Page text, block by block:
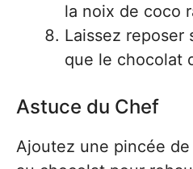
la noix de coco
Laissez reposer
que le chocolat
Astuce du Chef
Ajoutez une pincée